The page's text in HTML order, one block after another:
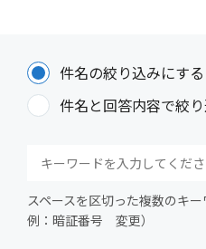
件名の絞り込みにする
件名と回答内容で絞
スペースを区切った複数のキ
例：暗証番号 変更）